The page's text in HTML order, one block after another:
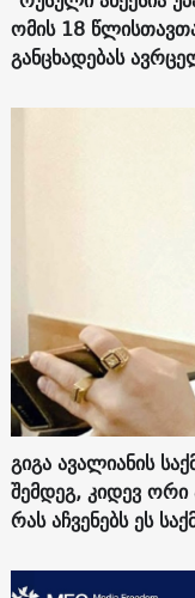
ომის 18
განცხადებას
გიგა ავალიანის
შემდეგ, კიდევ
რას აჩვენებს ეს